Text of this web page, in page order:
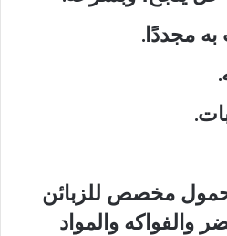
به مجددًا.
والفواكه والمواد